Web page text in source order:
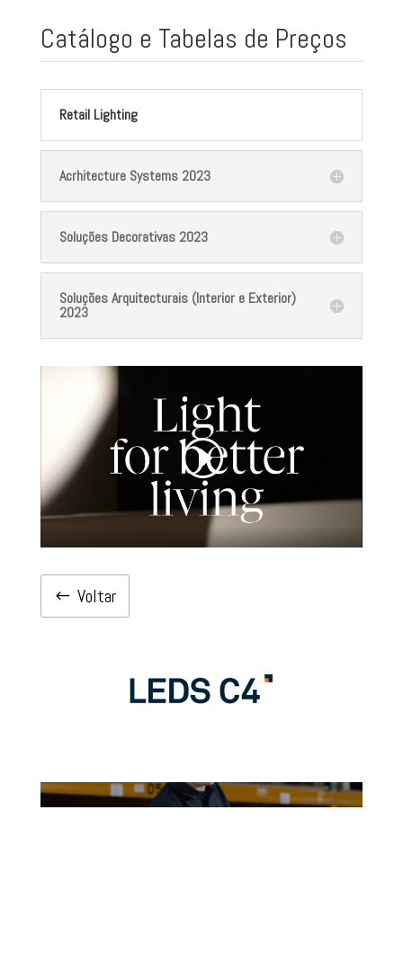
Catálogo e Tabelas de Preços
Retail Lighting
Acrhitecture Systems 2023
Soluções Decorativas 2023
Soluções Arquitecturais (Interior e Exterior)
2023
Voltar